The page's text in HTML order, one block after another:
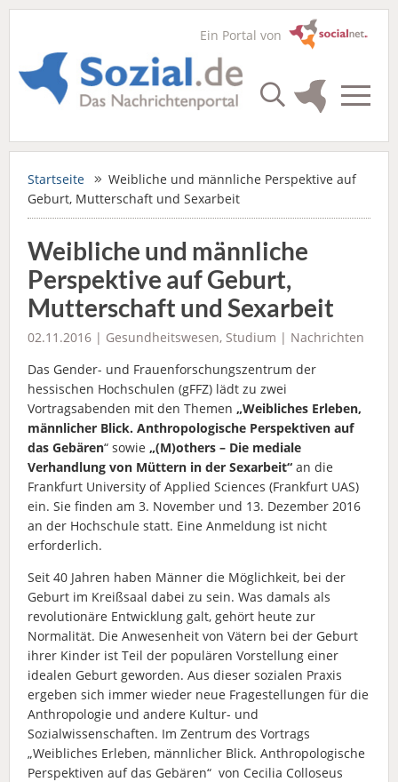
Ein Portal von
Startseite
Weibliche und männliche Perspektive auf
Geburt, Mutterschaft und Sexarbeit
Weibliche und männliche
Perspektive auf Geburt,
Mutterschaft und Sexarbeit
02.11.2016 | Gesundheitswesen, Studium | Nachrichten
Das Gender- und Frauenforschungszentrum der
hessischen Hochschulen (gFFZ) lädt zu zwei
Vortragsabenden mit den Themen „Weibliches Erleben,
männlicher Blick. Anthropologische Perspektiven auf
das Gebären“ sowie „(M)others – Die mediale
Verhandlung von Müttern in der Sexarbeit“ an die
Frankfurt University of Applied Sciences (Frankfurt UAS)
ein. Sie finden am 3. November und 13. Dezember 2016
an der Hochschule statt. Eine Anmeldung ist nicht
erforderlich.
Seit 40 Jahren haben Männer die Möglichkeit, bei der
Geburt im Kreißsaal dabei zu sein. Was damals als
revolutionäre Entwicklung galt, gehört heute zur
Normalität. Die Anwesenheit von Vätern bei der Geburt
ihrer Kinder ist Teil der populären Vorstellung einer
idealen Geburt geworden. Aus dieser sozialen Praxis
ergeben sich immer wieder neue Fragestellungen für die
Anthropologie und andere Kultur- und
Sozialwissenschaften. Im Zentrum des Vortrags
„Weibliches Erleben, männlicher Blick. Anthropologische
Perspektiven auf das Gebären“ von Cecilia Colloseus